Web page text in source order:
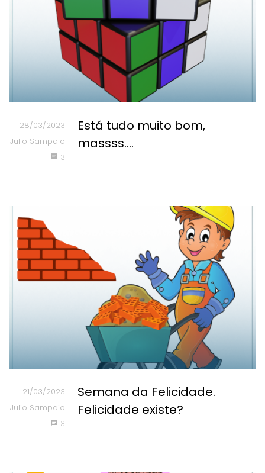
28/03/2023
Julio Sampaio
3
Está tudo muito bom,
massss....
21/03/2023
Julio Sampaio
3
Semana da Felicidade.
Felicidade existe?